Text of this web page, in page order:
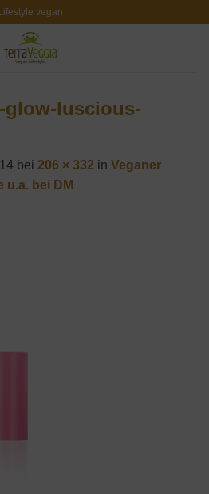
vegan
glow-luscious-
bei 206 × 332 in Veganer
bei DM